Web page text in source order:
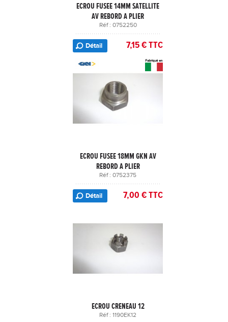
ECROU FUSEE 14MM SATELLITE
AV REBORD A PLIER
Réf : 0752250
Détail 7,15 € TTC
ECROU FUSEE 18MM GKN AV
REBORD A PLIER
Réf : 0752375
Détail 7,00 € TTC
ECROU CRENEAU 12
Réf : 1190EK12